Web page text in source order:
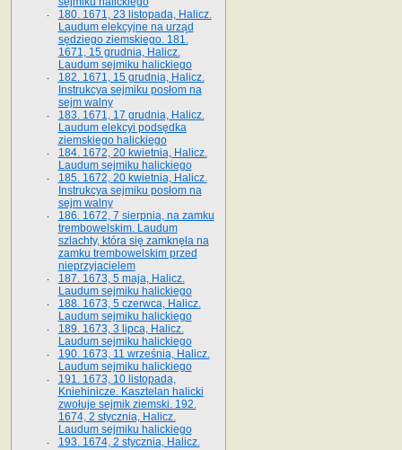
180. 1671, 23 listopada, Halicz.
Laudum elekcyjne na urząd
sędziego ziemskiego. 181.
1671, 15 grudnia, Halicz.
Laudum sejmiku halickiego
182. 1671, 15 grudnia, Halicz.
Instrukcya sejmiku posłom na
sejm walny
183. 1671, 17 grudnia, Halicz.
Laudum elekcyi podsędka
ziemskiego halickiego
184. 1672, 20 kwietnia, Halicz.
Laudum sejmiku halickiego
185. 1672, 20 kwietnia, Halicz.
Instrukcya sejmiku posłom na
sejm walny
186. 1672, 7 sierpnia, na zamku
trembowelskim. Laudum
szlachty, która się zamknęła na
zamku trembowelskim przed
nieprzyjacielem
187. 1673, 5 maja, Halicz.
Laudum sejmiku halickiego
188. 1673, 5 czerwca, Halicz.
Laudum sejmiku halickiego
189. 1673, 3 lipca, Halicz.
Laudum sejmiku halickiego
190. 1673, 11 września, Halicz.
Laudum sejmiku halickiego
191. 1673, 10 listopada,
Kniehinicze. Kasztelan halicki
zwołuje sejmik ziemski. 192.
1674, 2 stycznia, Halicz.
Laudum sejmiku halickiego
193. 1674, 2 stycznia, Halicz.